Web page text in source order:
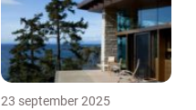
23 september 2025